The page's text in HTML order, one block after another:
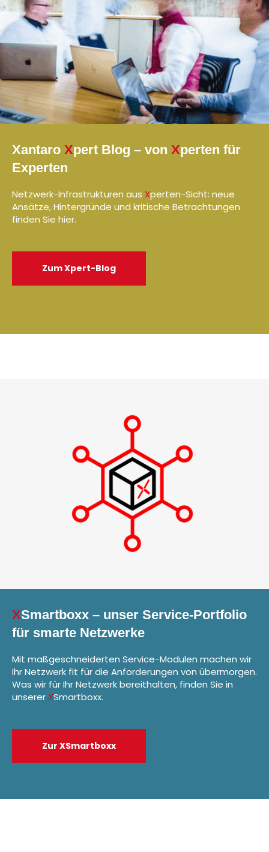
Xantaro Xpert Blog – von Xperten für
Experten
Netzwerk-Infrastrukturen aus Xperten-Sicht: neue
Ansätze, Hintergründe und kritische Betrachtungen
finden Sie hier.
Zum Xpert-Blog
XSmartboxx – unser Service-Portfolio
für smarte Netzwerke
Mit maßgeschneiderten Service-Modulen machen wir
Ihr Netzwerk fit für die Anforderungen von übermorgen.
Was wir für Ihr Netzwerk bereithalten, finden Sie in
unserer XSmartboxx.
Zur XSmartboxx